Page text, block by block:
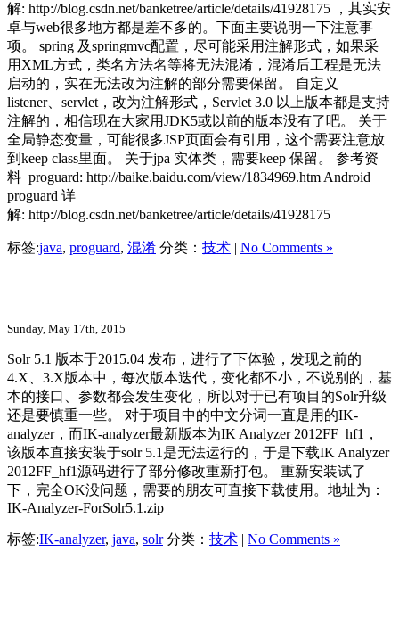
解: http://blog.csdn.net/banketree/article/details/41928175 ，其实安
卓与web很多地方都是差不多的。下面主要说明一下注意事
项。 spring 及springmvc配置，尽可能采用注解形式，如果采
用XML方式，类名方法名等将无法混淆，混淆后工程是无法
启动的，实在无法改为注解的部分需要保留。 自定义
listener、servlet，改为注解形式，Servlet 3.0 以上版本都是支持
注解的，相信现在大家用JDK5或以前的版本没有了吧。 关于
全局静态变量，可能很多JSP页面会有引用，这个需要注意放
到keep class里面。 关于jpa 实体类，需要keep 保留。 参考资
料 proguard: http://baike.baidu.com/view/1834969.htm Android
proguard 详
解: http://blog.csdn.net/banketree/article/details/41928175
标签:java, proguard, 混淆 分类： 技术 | No Comments »
Sunday, May 17th, 2015
Solr 5.1 版本于2015.04 发布，进行了下体验，发现之前的
4.X、3.X版本中，每次版本迭代，变化都不小，不说别的，基
本的接口、参数都会发生变化，所以对于已有项目的Solr升级
还是要慎重一些。 对于项目中的中文分词一直是用的IK-
analyzer，而IK-analyzer最新版本为IK Analyzer 2012FF_hf1，
该版本直接安装于solr 5.1是无法运行的，于是下载IK Analyzer
2012FF_hf1源码进行了部分修改重新打包。 重新安装试了
下，完全OK没问题，需要的朋友可直接下载使用。地址为：
IK-Analyzer-ForSolr5.1.zip
标签:IK-analyzer, java, solr 分类： 技术 | No Comments »